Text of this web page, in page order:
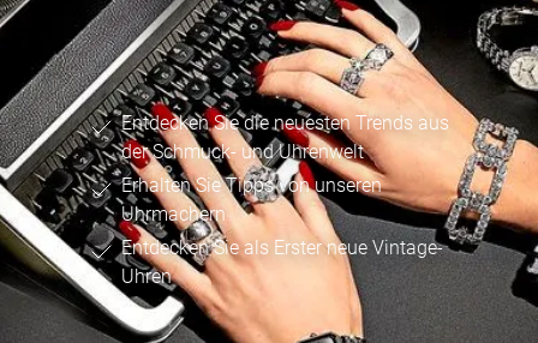
Entdecken Sie die neuesten Trends aus
der Schmuck- und Uhrenwelt
Erhalten Sie Tipps von unseren
Uhrmachern
Entdecken Sie als Erster neue Vintage-
Uhren